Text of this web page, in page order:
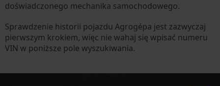
doświadczonego mechanika samochodowego.
Sprawdzenie historii pojazdu Agrogépa jest zazwyczaj
pierwszym krokiem, więc nie wahaj się wpisać numeru
VIN w poniższe pole wyszukiwania.